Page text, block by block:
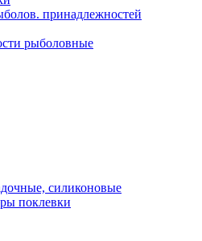
принадлежностей
рыболовные
силиконовые
поклевки